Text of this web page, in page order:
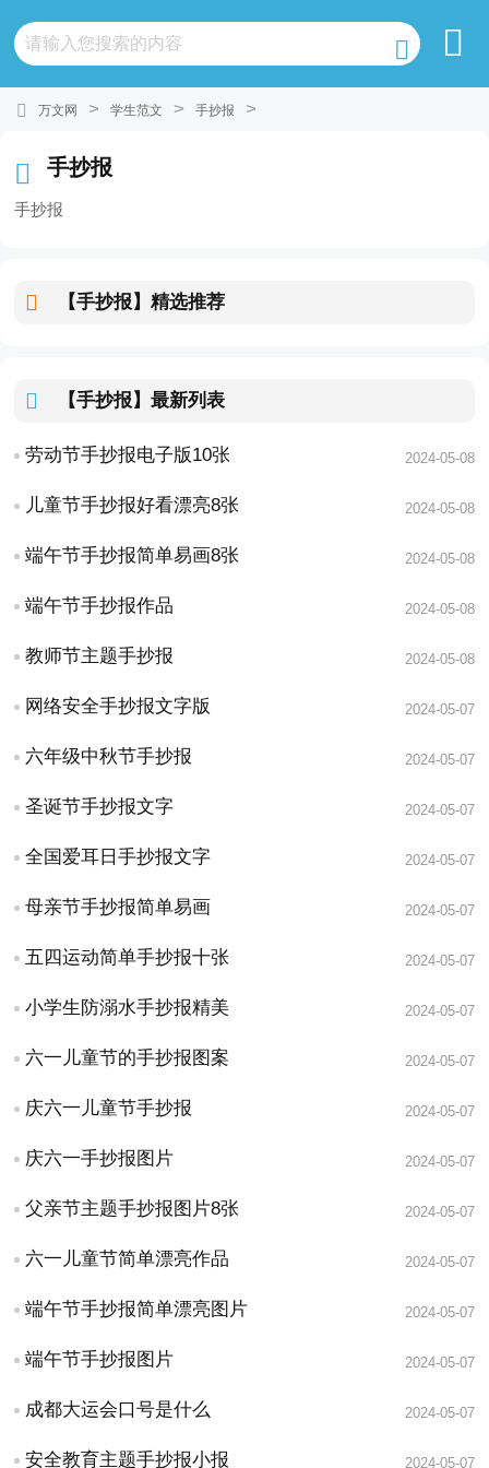
万文网 > 学生范文 > 手抄报 >
手抄报
手抄报
【手抄报】精选推荐
【手抄报】最新列表
劳动节手抄报电子版10张 2024-05-08
儿童节手抄报好看漂亮8张 2024-05-08
端午节手抄报简单易画8张 2024-05-08
端午节手抄报作品 2024-05-08
教师节主题手抄报 2024-05-08
网络安全手抄报文字版 2024-05-07
六年级中秋节手抄报 2024-05-07
圣诞节手抄报文字 2024-05-07
全国爱耳日手抄报文字 2024-05-07
母亲节手抄报简单易画 2024-05-07
五四运动简单手抄报十张 2024-05-07
小学生防溺水手抄报精美 2024-05-07
六一儿童节的手抄报图案 2024-05-07
庆六一儿童节手抄报 2024-05-07
庆六一手抄报图片 2024-05-07
父亲节主题手抄报图片8张 2024-05-07
六一儿童节简单漂亮作品 2024-05-07
端午节手抄报简单漂亮图片 2024-05-07
端午节手抄报图片 2024-05-07
成都大运会口号是什么 2024-05-07
安全教育主题手抄报小报 2024-05-07